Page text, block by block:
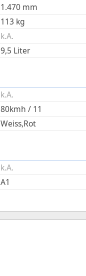
1.470 mm
113 kg
k.A.
9,5 Liter
k.A.
80kmh / 11
Weiss,Rot
k.A.
A1